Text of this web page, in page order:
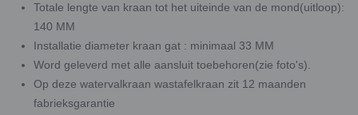
Totale lengte van kraan tot het uiteinde van de mond(uitloop):
140 MM
Installatie diameter kraan gat : minimaal 33 MM
Word geleverd met alle aansluit toebehoren(zie foto's).
Op deze watervalkraan wastafelkraan zit 12 maanden
fabrieksgarantie